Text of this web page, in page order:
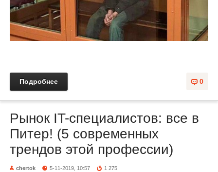
0
Подробнее
Рынок IT-специалистов: все в
Питер! (5 современных
трендов этой профессии)
chertok 5-11-2019, 10:57 1 275